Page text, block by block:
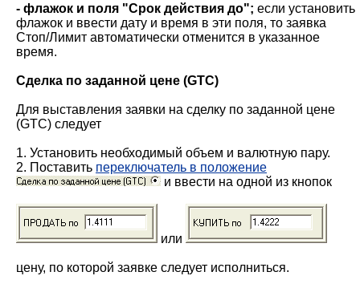
- флажок и поля "Срок действия до"; если установить
флажок и ввести дату и время в эти поля, то заявка
Стоп/Лимит автоматически отменится в указанное
время.
Сделка по заданной цене (GTC)
Для выставления заявки на сделку по заданной цене
(GTC) следует
1. Установить необходимый объем и валютную пару.
2. Поставить переключатель в положение
и ввести на одной из кнопок
или
цену, по которой заявке следует исполниться.